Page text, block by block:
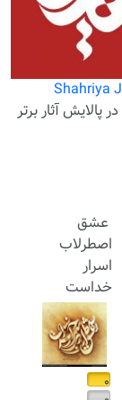
Shahriya
پالایش آثار برتر
عشق
اصطرلاب
اسرار
خداست
۰